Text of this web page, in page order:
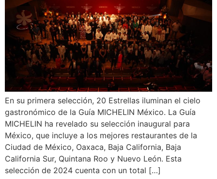
En su primera selección, 20 Estrellas iluminan el cielo
gastronómico de la Guía MICHELIN México. La Guía
MICHELIN ha revelado su selección inaugural para
México, que incluye a los mejores restaurantes de la
Ciudad de México, Oaxaca, Baja California, Baja
California Sur, Quintana Roo y Nuevo León. Esta
selección de 2024 cuenta con un total […]